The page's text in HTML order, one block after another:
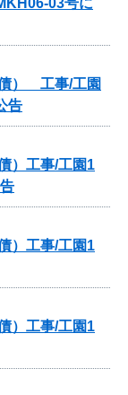
） 工事/工園
告
）工事/工園1
）工事/工園1
）工事/工園1